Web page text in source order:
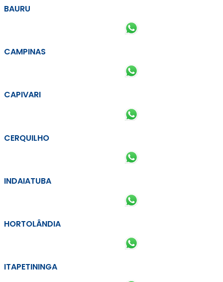
BAURU
CAMPINAS
CAPIVARI
CERQUILHO
INDAIATUBA
HORTOLÂNDIA
ITAPETININGA